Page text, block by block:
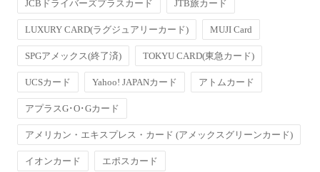
JCBドライバーズプラスカード JTB旅カード
LUXURY CARD(ラグジュアリーカード) MUJI Card
SPGアメックス(終了済) TOKYU CARD(東急カード)
UCSカード Yahoo! JAPANカード アトムカード
アプラスG･O･Gカード
アメリカン・エキスプレス・カード (アメックスグリーンカード)
イオンカード エポスカード